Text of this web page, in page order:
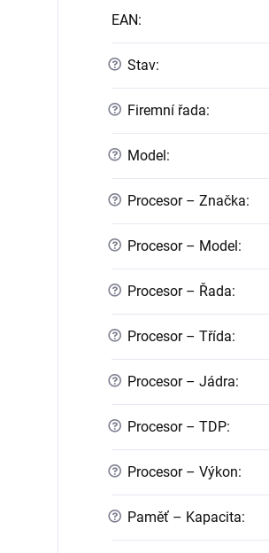
EAN:
? Stav:
? Firemní řada:
? Model:
? Procesor – Značka:
? Procesor – Model:
? Procesor – Řada:
? Procesor – Třída:
? Procesor – Jádra:
? Procesor – TDP:
? Procesor – Výkon:
? Paměť – Kapacita: